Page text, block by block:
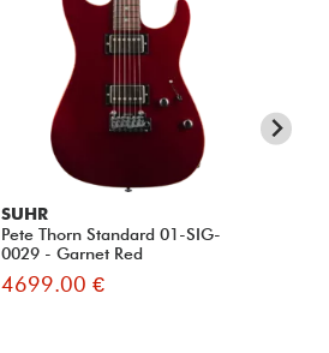
SUHR
Pete Thorn Standard 01-SIG-
0029 - Garnet Red
4699.00 €